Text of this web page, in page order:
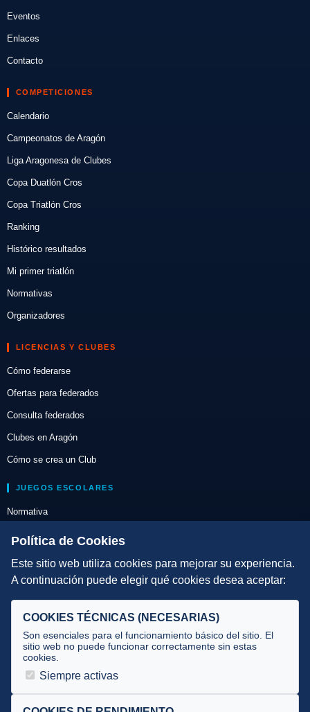
Eventos
Enlaces
Contacto
COMPETICIONES
Calendario
Campeonatos de Aragón
Liga Aragonesa de Clubes
Copa Duatlón Cros
Copa Triatlón Cros
Ranking
Histórico resultados
Mi primer triatlón
Normativas
Organizadores
LICENCIAS Y CLUBES
Cómo federarse
Ofertas para federados
Consulta federados
Clubes en Aragón
Cómo se crea un Club
JUEGOS ESCOLARES
Normativa
Escuelas de Triatlón
DIRECCIÓN TÉCNICA
Selecciones
Tecnificación
JUECES Y OFICIALES
Documentos
Política de Cookies
Este sitio web utiliza cookies para mejorar su experiencia.
A continuación puede elegir qué cookies desea aceptar:
COOKIES TÉCNICAS (NECESARIAS)
Son esenciales para el funcionamiento básico del sitio. El
sitio web no puede funcionar correctamente sin estas
cookies.
Siempre activas